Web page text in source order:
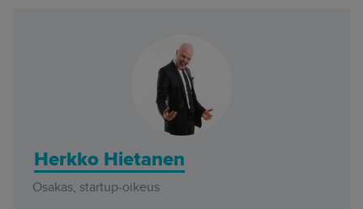
Herkko Hietanen
Osakas, startup-oikeus